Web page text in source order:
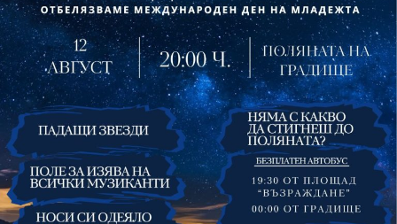
На 13 август организаторите са предвидили